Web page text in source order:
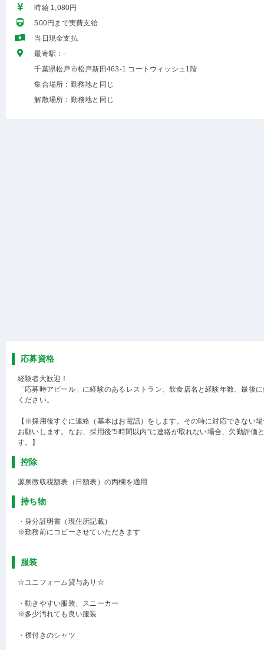
時給 1,080円
500円まで実費支給
当日現金支払
最寄駅：-
千葉県松戸市松戸新田463-1 コートウィッシュ1階
集合場所：勤務地と同じ
解散場所：勤務地と同じ
応募資格
経験者大歓迎！
「応募時アピール」に経験のあるレストラン、飲食店名と経験年数、最後
ください。
【※採用後すぐに連絡（基本はお電話）をします。その時に対応できない
お願いします。なお、採用後”5時間以内”に連絡が取れない場合、欠勤評価
す。】
控除
源泉徴収税額表（日額表）の丙欄を適用
持ち物
・身分証明書（現住所記載）
※勤務前にコピーさせていただきます
服装
☆ユニフォーム貸与あり☆
・動きやすい服装、スニーカー
※多少汚れても良い服装
・襟付きのシャツ